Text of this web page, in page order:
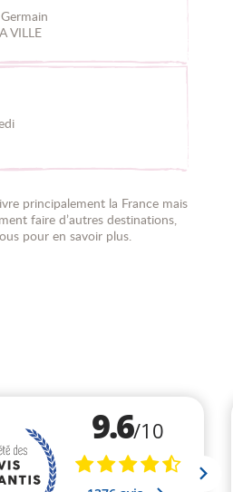
VILLE
principalement la France mais
faire d’autres destinations,
pour en savoir plus.